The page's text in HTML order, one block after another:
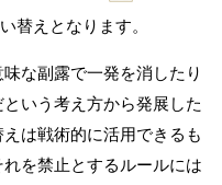
替えとなります。
な副露で一発を消したり
いう考え方から発展した
は戦術的に活用できるも
を禁止とするルールには